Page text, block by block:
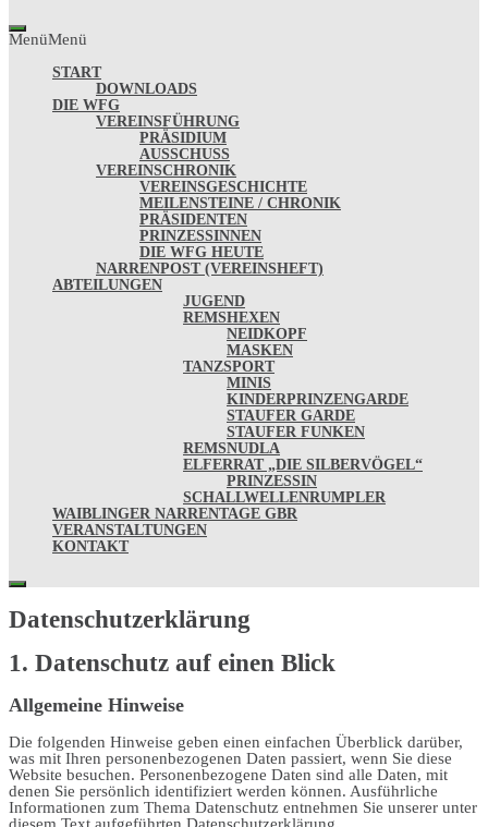
MenüMenü
START
DOWNLOADS
DIE WFG
VEREINSFÜHRUNG
PRÄSIDIUM
AUSSCHUSS
VEREINSCHRONIK
VEREINSGESCHICHTE
MEILENSTEINE / CHRONIK
PRÄSIDENTEN
PRINZESSINNEN
DIE WFG HEUTE
NARRENPOST (VEREINSHEFT)
ABTEILUNGEN
JUGEND
REMSHEXEN
NEIDKOPF
MASKEN
TANZSPORT
MINIS
KINDERPRINZENGARDE
STAUFER GARDE
STAUFER FUNKEN
REMSNUDLA
ELFERRAT „DIE SILBERVÖGEL“
PRINZESSIN
SCHALLWELLENRUMPLER
WAIBLINGER NARRENTAGE GBR
VERANSTALTUNGEN
KONTAKT
Datenschutz­erklärung
1. Datenschutz auf einen Blick
Allgemeine Hinweise
Die folgenden Hinweise geben einen einfachen Überblick darüber,
was mit Ihren personenbezogenen Daten passiert, wenn Sie diese
Website besuchen. Personenbezogene Daten sind alle Daten, mit
denen Sie persönlich identifiziert werden können. Ausführliche
Informationen zum Thema Datenschutz entnehmen Sie unserer unter
diesem Text aufgeführten Datenschutzerklärung.